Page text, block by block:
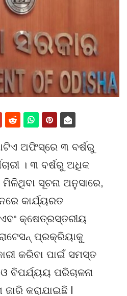
ଅଫିସ୍‌ରେ ୩ ବର୍ଷରୁ
। ୩ ବର୍ଷରୁ ଅଧିକ
ସୂଚନା ଅନୁସାରେ,
କାର୍ଯ୍ୟରତ
ଏବଂ କ୍ଷେତ୍ରସ୍ତରୀୟ
ପ୍ରକ୍ରିୟାକୁ
କରିବା ପାଇଁ ସମସ୍ତ
ବିପର୍ଯ୍ୟୟ ପରିଚାଳନା
କରାଯାଇଛି l